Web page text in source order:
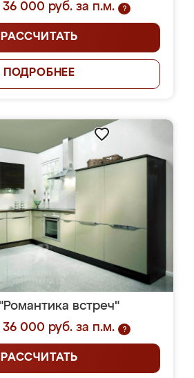
36 000 руб. за п.м.
?
РАССЧИТАТЬ
ПОДРОБНЕЕ
встреч"
36 000 руб. за п.м.
?
РАССЧИТАТЬ